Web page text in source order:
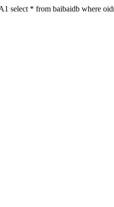
select * from baibaidb where